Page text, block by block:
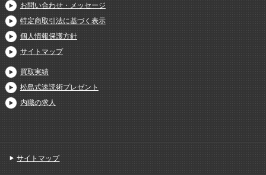
お問い合わせ・メッセージ
特定商取引法に基づく表示
個人情報保護方針
サイトマップ
買取実績
松島式速読術プレゼント
内職の求人
サイトマップ